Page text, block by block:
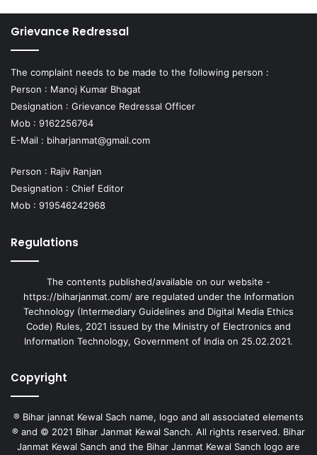
Grievance Redressal
The complaint needs to be made to the following person :
Person : Manoj Kumar Bhagat
Designation : Grievance Redressal Officer
Mob : 9162256764
E-Mail : biharjanmat@gmail.com
Person : Rajiv Ranjan
Designation : Chief Editor
Mob : 919546242968
Regulations
The contents published/available on our website -
https://biharjanmat.com/ are regulated under the Information
Technology (Intermediary Guidelines and Digital Media Ethics
Code) Rules, 2021 issued by the Ministry of Electronics and
Information Technology, Government of India on 25.02.2021.
Copyright
® Bihar jannat Kewal Sach name, logo and all associated elements
® and © 2021 Bihar Janmat Kewal Sanch. All rights reserved. Bihar
Janmat Kewal Sanch and the Bihar Janmat Kewal Sanch logo are